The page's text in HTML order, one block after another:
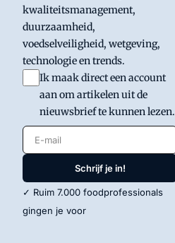
kwaliteitsmanagement,
duurzaamheid,
voedselveiligheid, wetgeving,
technologie en trends.
Ik maak direct een account
aan om artikelen uit de
nieuwsbrief te kunnen lezen.
E-mail
Schrijf je in!
✓ Ruim 7.000 foodprofessionals
gingen je voor